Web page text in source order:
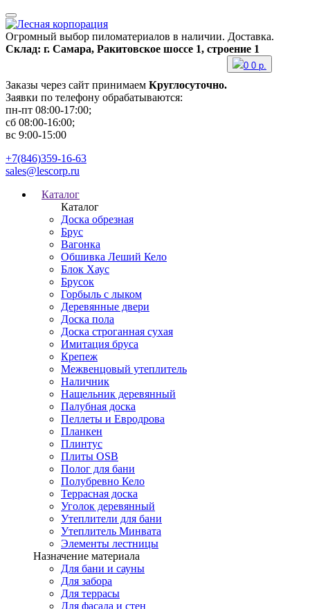
Огромный выбор пиломатериалов в наличии. Доставка.
Склад: г. Самара, Ракитовское шоссе 1, строение 1
Заказы через сайт принимаем Круглосуточно.
Заявки по телефону обрабатываются:
пн-пт 08:00-17:00;
сб 08:00-16:00;
вс 9:00-15:00
0 0 р.
+7(846)359-16-63
sales@lescorp.ru
Каталог
Каталог
Доска обрезная
Брус
Вагонка
Обшивка Леший Кело
Блок Хаус
Брусок
Горбыль с лыком
Деревянные двери
Доска пола
Доска строганная сухая
Имитация бруса
Крепеж
Межвенцовый утеплитель
Наличник
Нащельник деревянный
Палубная доска
Пеллеты и Евродрова
Планкен
Плинтус
Плиты OSB
Полог для бани
Полубревно Кело
Террасная доска
Уголок деревянный
Утеплители для бани
Утеплитель Минвата
Элементы лестницы
Назначение материала
Для бани и сауны
Для забора
Для террасы
Для фасада и стен